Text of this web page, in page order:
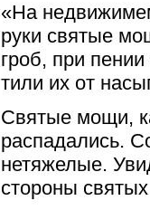
«На
руки святые
гроб, при
тили их от
Святые мощи,
распадались.
нетяжелые.
стороны